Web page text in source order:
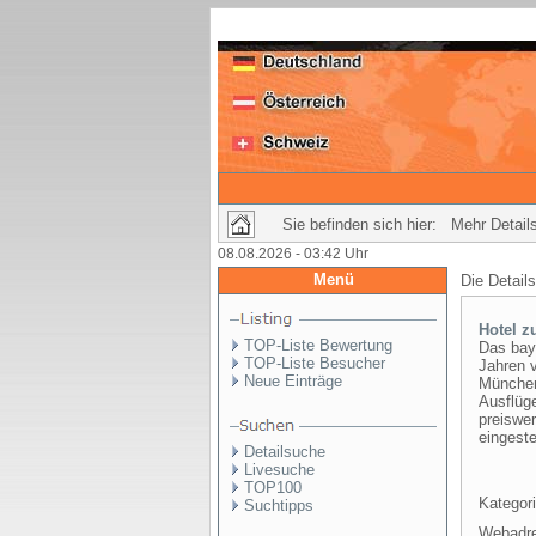
Sie befinden sich hier: Mehr
08.08.2026 - 03:42 Uhr
Menü
TOP-Liste Bewertung
TOP-Liste Besucher
Neue Einträge
Detailsuche
Livesuche
TOP100
Suchtipps
Die
Hotel
Das
Jahren